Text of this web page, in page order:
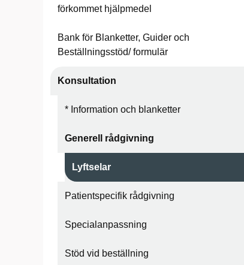
förkommet hjälpmedel
Bank för Blanketter, Guider och
Beställningsstöd/ formulär
Konsultation
* Information och blanketter
Generell rådgivning
Lyftselar
Patientspecifik rådgivning
Specialanpassning
Stöd vid beställning